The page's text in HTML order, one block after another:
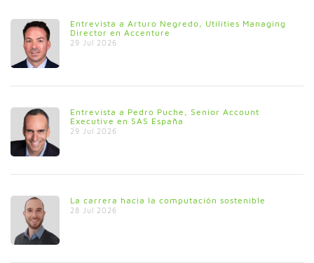
Entrevista a Arturo Negredo, Utilities Managing
Director en Accenture
29 Jul 2026
Entrevista a Pedro Puche, Senior Account
Executive en SAS España
29 Jul 2026
La carrera hacia la computación sostenible
28 Jul 2026